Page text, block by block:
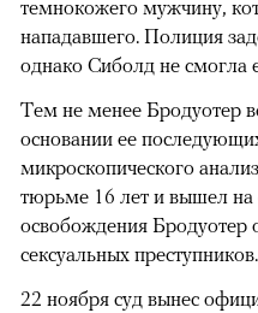
темнокожего мужчину,
нападавшего. Полиция
однако Сиболд не смогла
Тем не менее Бродуотер
основании ее
микроскопического
тюрьме 16 лет и вышел на
освобождения Бродуотер
сексуальных преступников.
22 ноября суд вынес